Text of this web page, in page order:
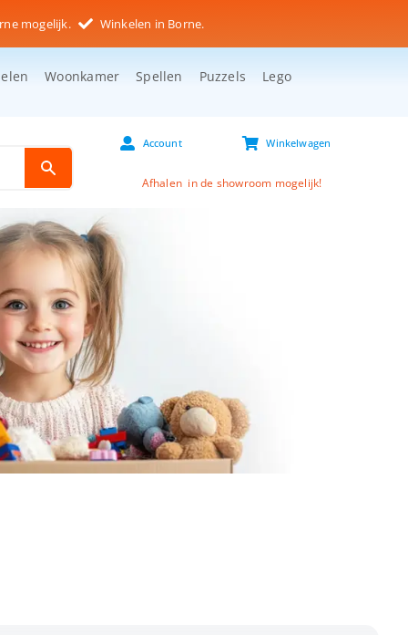
mogelijk. Winkelen in Borne.
Woonkamer Spellen Puzzels Lego
Account Winkelwagen
Afhalen in de showroom mogelijk!